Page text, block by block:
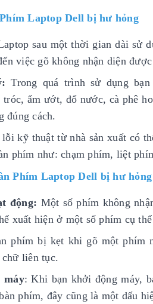
Laptop Dell bị hư hỏng
sau một thời gian dài sử
việc gõ không nhận diện
Trong quá trình sử dụng
ẩm ướt, đổ nước, cà phê
đúng cách.
kỹ thuật từ nhà sản xuất có
phím như: chạm phím, liệt
Phím Laptop Dell bị hư hỏng
động: Một số phím không
xuất hiện ở một số phím cụ
phím bị kẹt khi gõ một phím
liên tục.
máy: Khi bạn khởi động máy,
phím, đây cũng là một dấu